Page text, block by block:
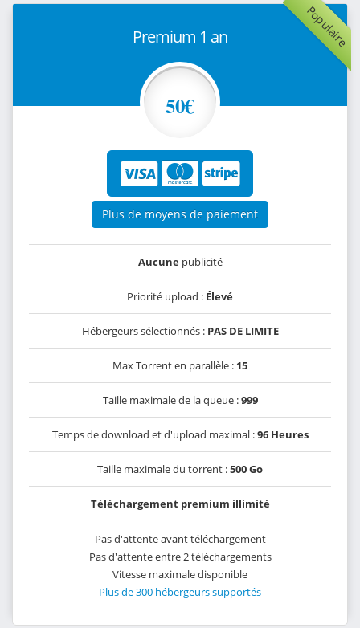
Populaire
Premium 1 an
50€
Plus de moyens de paiement
Aucunepublicité
Priorité upload : Élevé
Hébergeurs sélectionnés : PAS DE LIMITE
Max Torrent en parallèle : 15
Taille maximale de la queue :999
Temps de download et d'upload maximal :96 Heures
Taille maximale du torrent :500 Go
Téléchargement premium illimité
Pas d'attente avant téléchargement
Pas d'attente entre 2 téléchargements
Vitesse maximale disponible
Plus de 300 hébergeurs supportés